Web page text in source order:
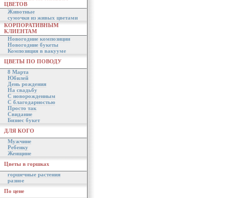
ЦВЕТОВ
Животные
сумочки из живых цветами
КОРПОРАТИВНЫМ
КЛИЕНТАМ
Новогодние композиции
Новогодние букеты
Композиция в вакууме
ЦВЕТЫ ПО ПОВОДУ
8 Марта
Юбилей
День рождения
На свадьбу
С новорожденным
С благодарностью
Просто так
Свидание
Бизнес букет
ДЛЯ КОГО
Мужчине
Ребенку
Женщине
Цветы в горшках
горшечные растения
разное
По цене